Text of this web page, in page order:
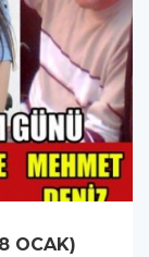
OCAK)